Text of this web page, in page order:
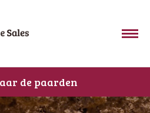
de paarden